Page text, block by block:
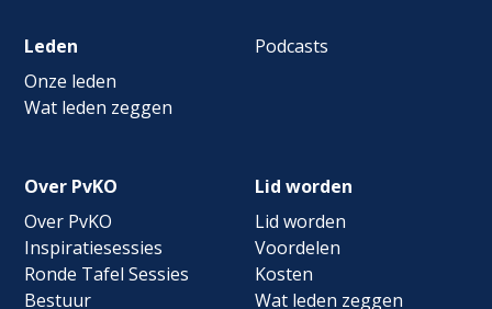
Leden
Onze leden
Wat leden zeggen
Podcasts
Over PvKO
Over PvKO
Inspiratiesessies
Ronde Tafel Sessies
Bestuur
Lid worden
Lid worden
Voordelen
Kosten
Wat leden zeggen